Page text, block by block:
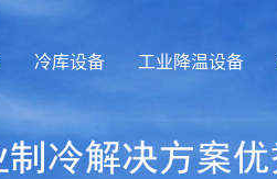
冷库设备 工业降温设备